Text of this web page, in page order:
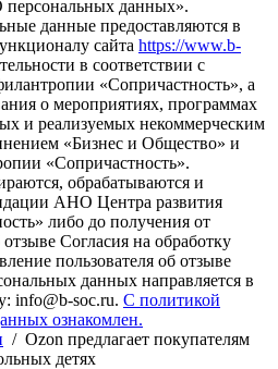
данных».
данные предоставляются в
сайта https://www.b-
в соответствии с
«Сопричастность», а
о мероприятиях, программах
и реализуемых некоммерческим
«Бизнес и Общество» и
«Сопричастность».
обрабатываются и
АНО Центра развития
либо до получения от
Согласия на обработку
пользователя об отзыве
данных направляется в
info@b-soc.ru. С политикой
ознакомлен.
/ Ozon предлагает покупателям
детях